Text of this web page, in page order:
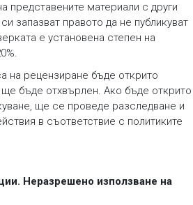
представените материали с други
запазват правото да не публикуват
е установена степен на
на рецензиране бъде открито
ще бъде отхвърлен. Ако бъде открито
ще се проведе разследване и
в съответствие с политиките
Неразрешено използване на